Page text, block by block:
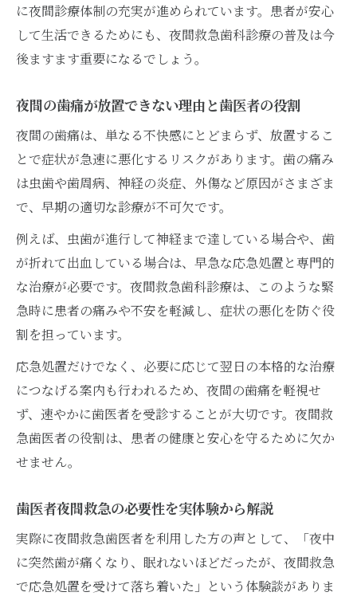
に夜間診療体制の充実が進められています。患者が安心
して生活できるためにも、夜間救急歯科診療の普及は今
後ますます重要になるでしょう。
夜間の歯痛が放置できない理由と歯医者の役割
夜間の歯痛は、単なる不快感にとどまらず、放置するこ
とで症状が急速に悪化するリスクがあります。歯の痛み
は虫歯や歯周病、神経の炎症、外傷など原因がさまざま
で、早期の適切な診療が不可欠です。
例えば、虫歯が進行して神経まで達している場合や、歯
が折れて出血している場合は、早急な応急処置と専門的
な治療が必要です。夜間救急歯科診療は、このような緊
急時に患者の痛みや不安を軽減し、症状の悪化を防ぐ役
割を担っています。
応急処置だけでなく、必要に応じて翌日の本格的な治療
につなげる案内も行われるため、夜間の歯痛を軽視せ
ず、速やかに歯医者を受診することが大切です。夜間救
急歯医者の役割は、患者の健康と安心を守るために欠か
せません。
歯医者夜間救急の必要性を実体験から解説
実際に夜間救急歯医者を利用した方の声として、「夜中
に突然歯が痛くなり、眠れないほどだったが、夜間救急
で応急処置を受けて落ち着いた」という体験談がありま